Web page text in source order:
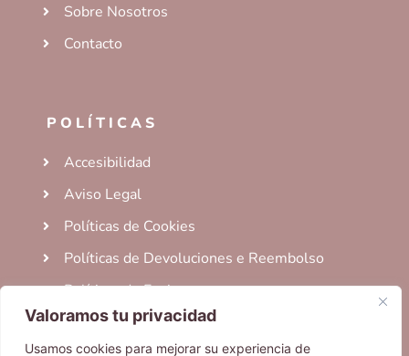
Valoramos tu privacidad
Usamos cookies para mejorar su experiencia de
Sobre Nosotros
Contacto
POLÍTICAS
Accesibilidad
Aviso Legal
Políticas de Cookies
Políticas de Devoluciones e Reembolso
Políticas de Envio
Términos del Servicio